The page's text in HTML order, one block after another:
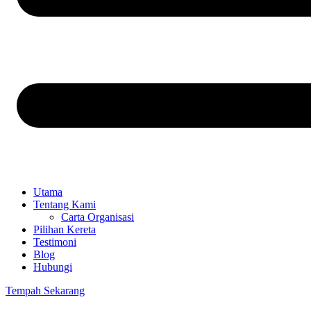
Utama
Tentang Kami
Carta Organisasi
Pilihan Kereta
Testimoni
Blog
Hubungi
Tempah Sekarang